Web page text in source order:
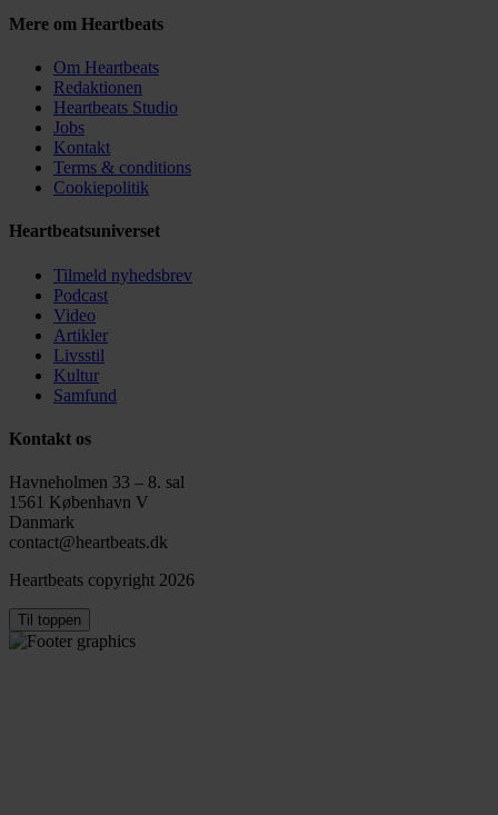
Mere om Heartbeats
Om Heartbeats
Redaktionen
Heartbeats Studio
Jobs
Kontakt
Terms & conditions
Cookiepolitik
Heartbeatsuniverset
Tilmeld nyhedsbrev
Podcast
Video
Artikler
Livsstil
Kultur
Samfund
Kontakt os
Havneholmen 33 – 8. sal
1561 København V
Danmark
contact@heartbeats.dk
Heartbeats copyright 2026
Til toppen